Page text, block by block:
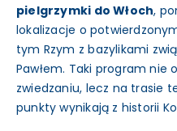
pielgrzymki do Włoch,
lokalizacje o
tym Rzym z bazylikami
Pawłem. Taki program nie
zwiedzaniu, lecz na trasie
punkty wynikają z historii